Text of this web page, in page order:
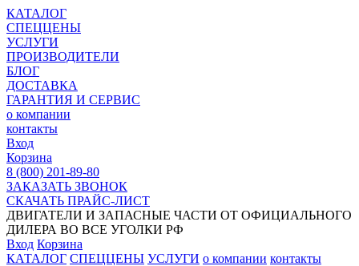
КАТАЛОГ
СПЕЦЦЕНЫ
УСЛУГИ
ПРОИЗВОДИТЕЛИ
БЛОГ
ДОСТАВКА
ГАРАНТИЯ И СЕРВИС
о компании
контакты
Вход
Корзина
8 (800) 201-89-80
ЗАКАЗАТЬ ЗВОНОК
СКАЧАТЬ ПРАЙС-ЛИСТ
ДВИГАТЕЛИ И ЗАПАСНЫЕ ЧАСТИ ОТ ОФИЦИАЛЬНОГО
ДИЛЕРА ВО ВСЕ УГОЛКИ РФ
Вход Корзина
КАТАЛОГ СПЕЦЦЕНЫ УСЛУГИ о компании контакты